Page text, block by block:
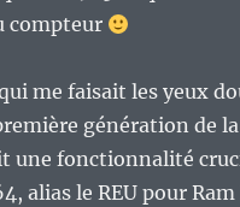
compteur
me faisait les yeux
génération de la
une fonctionnalité
alias le REU pour